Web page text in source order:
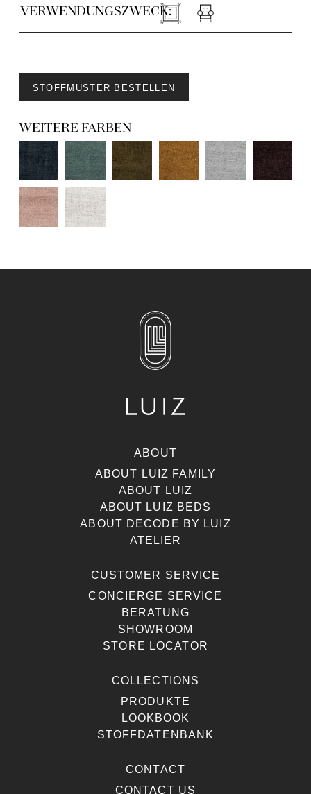
VERWENDUNGSZWECK:
STOFFMUSTER BESTELLEN
WEITERE FARBEN
ABOUT
ABOUT LUIZ FAMILY
ABOUT LUIZ
ABOUT LUIZ BEDS
ABOUT DECODE BY LUIZ
ATELIER
CUSTOMER SERVICE
CONCIERGE SERVICE
BERATUNG
SHOWROOM
STORE LOCATOR
COLLECTIONS
PRODUKTE
LOOKBOOK
STOFFDATENBANK
CONTACT
CONTACT US